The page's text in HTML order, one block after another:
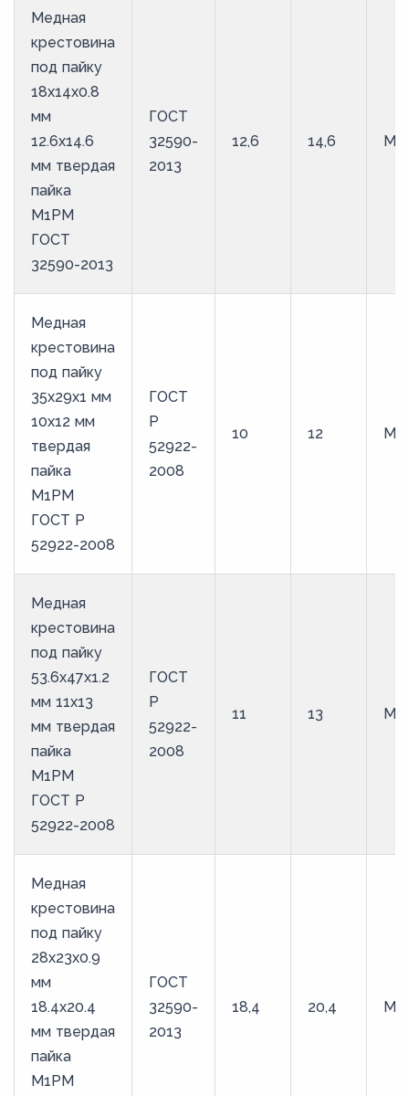
Медная
крестовина
под пайку
18х14х0.8
мм
12.6х14.6
мм твердая
пайка
М1РМ
ГОСТ
32590-2013
ГОСТ
32590-
2013
12,6 14,6
Медная
крестовина
под пайку
35х29х1 мм
10х12 мм
твердая
пайка
М1РМ
ГОСТ Р
52922-2008
ГОСТ
Р
52922-
2008
10 12
Медная
крестовина
под пайку
53.6х47х1.2
мм 11х13
мм твердая
пайка
М1РМ
ГОСТ Р
52922-2008
ГОСТ
Р
52922-
2008
11 13
Медная
крестовина
под пайку
28х23х0.9
мм
18.4х20.4
мм твердая
пайка
М1РМ
ГОСТ
32590-
2013
18,4 20,4